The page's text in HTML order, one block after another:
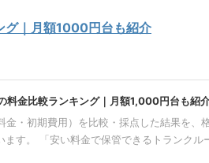
グ｜月額1000円台も紹介
料金比較ランキング｜月額1,000円台も紹
金・初期費用）を比較・採点した結果を
す。 「安い料金で保管できるトランクル